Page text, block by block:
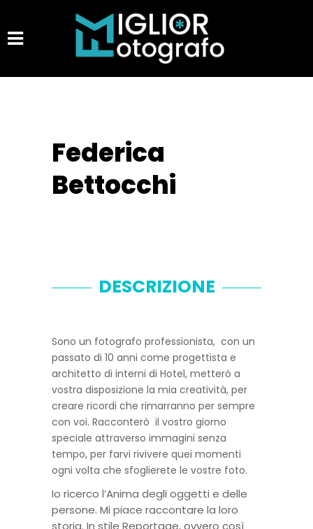
Federica
Bettocchi
DESCRIZIONE
Sono un fotografo professionista, con un
passato di 10 anni come progettista e
architetto di interni di Hotel, metterò a
vostra disposizione la mia creatività, per
creare ricordi che rimarranno per sempre
con voi. Racconterò il vostro giorno
speciale attraverso immagini senza
tempo, per farvi rivivere quei momenti
ogni volta che sfoglierete le vostre foto.
Io ricerco l’Anima degli oggetti e delle
persone. Mi piace raccontare la loro
storia. In stile Reportage, ovvero così